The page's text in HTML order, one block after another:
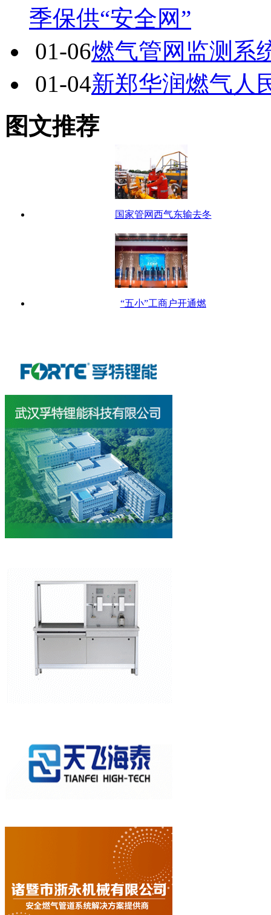
季保供“安全网”
01-06燃气管网监测系
01-04新郑华润燃气人
图文推荐
国家管网西气东输去冬
“五小”工商户开通燃